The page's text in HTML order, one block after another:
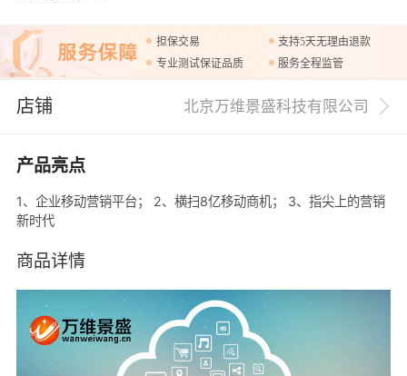
担保交易
支持5天无理由退款
专业测试保证品质
服务全程监管
店铺 北京万维景盛科技有限公司
产品亮点
1、企业移动营销平台； 2、横扫8亿移动商机； 3、指尖上的营销
新时代
商品详情